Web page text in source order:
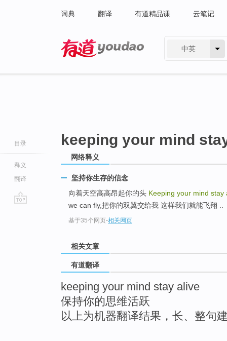
词典 翻译 有道精品课 云笔记
中英
目录
释义
翻译
keeping your mind
网络释义
坚持你生存的信念
向着天空高高昂起你的头 Keeping your mind stay
we can fly,把你的双翼交给我 这样我们就能飞翔 ..
基于35个网页-相关网页
相关文章
有道翻译
keeping your mind stay alive
保持你的思维活跃
以上为机器翻译结果，长、整句